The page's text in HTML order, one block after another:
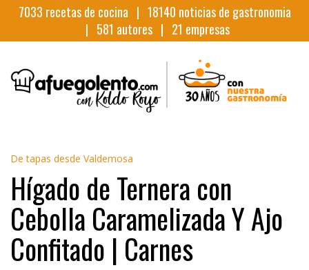
7033 recetas de cocina | 18140 noticias de gastronomia
| 581 autores | 21 empresas
De tapas desde Valdemosa
Hígado de Ternera con
Cebolla Caramelizada Y Ajo
Confitado | Carnes